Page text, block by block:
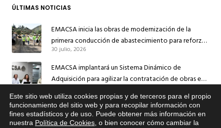
ÚLTIMAS NOTICIAS
EMACSA inicia las obras de modernización de la
primera conducción de abastecimiento para reforzar
el suministro de agua de Córdoba
30 julio, 2026
EMACSA implantará un Sistema Dinámico de
Adquisición para agilizar la contratación de obras en
17 julio, 2026
EMACSA inicia hoy las obras de una nueva arteria de
abastecimiento y una red de agua no potable en
13 julio, 2026
Este sitio web utiliza cookies propias y de terceros para el propio
funcionamiento del sitio web y para recopilar información con
fines estadísticos y de uso. Puede obtener más información en
nuestra Política de Cookies , o bien conocer cómo cambiar la
Si tiene cualquier duda sobre
EMACSA, haga click abajo.